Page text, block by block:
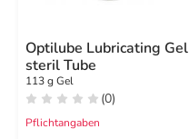
Optilube Lubricating Gel
steril Tube
113 g Gel
(0)
Pflichtangaben